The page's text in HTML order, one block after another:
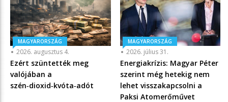
MAGYARORSZÁG
2026. augusztus 4.
Ezért szüntették meg
valójában a
szén‑dioxid‑kvóta‑adót
MAGYARORSZÁG
2026. július 31.
Energiakrízis: Magyar Péter
szerint még hetekig nem
lehet visszakapcsolni a
Paksi Atomerőművet